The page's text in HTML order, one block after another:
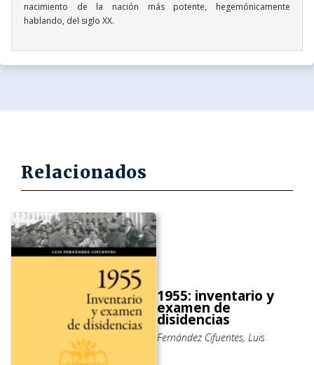
nacimiento de la nación más potente, hegemónicamente
hablando, del siglo XX.
Relacionados
1955: inventario y
examen de
disidencias
Fernández Cifuentes, Luis